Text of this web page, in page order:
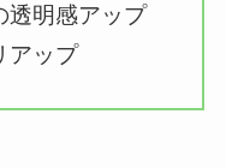
透明感アップ
アップ